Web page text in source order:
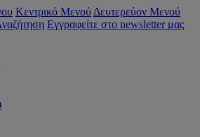
Κεντρικό Μενού Δευτερεύον Μενού
Εγγραφείτε στο newsletter μας